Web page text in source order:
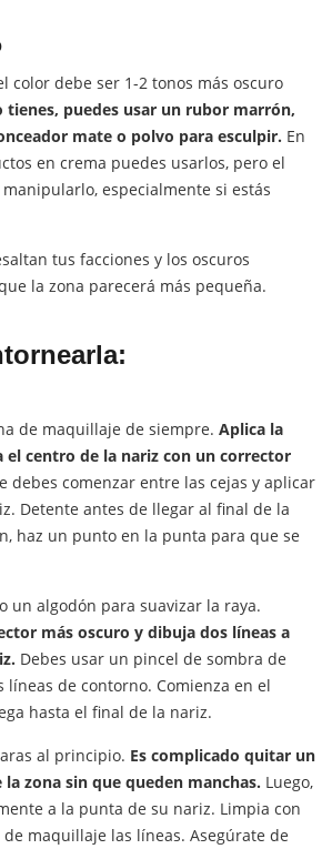
color debe ser 1-2 tonos más oscuro
tienes, puedes usar un rubor marrón,
mate o polvo para esculpir. En
en crema puedes usarlos, pero el
especialmente si estás
tus facciones y los oscuros
la zona parecerá más pequeña.
de maquillaje de siempre. Aplica la
el centro de la nariz con un corrector
debes comenzar entre las cejas y aplicar
Detente antes de llegar al final de la
haz un punto en la punta para que se
un algodón para suavizar la raya.
más oscuro y dibuja dos líneas a
Debes usar un pincel de sombra de
de contorno. Comienza en el
hasta el final de la nariz.
al principio. Es complicado quitar un
zona sin que queden manchas. Luego,
a la punta de su nariz. Limpia con
maquillaje las líneas. Asegúrate de